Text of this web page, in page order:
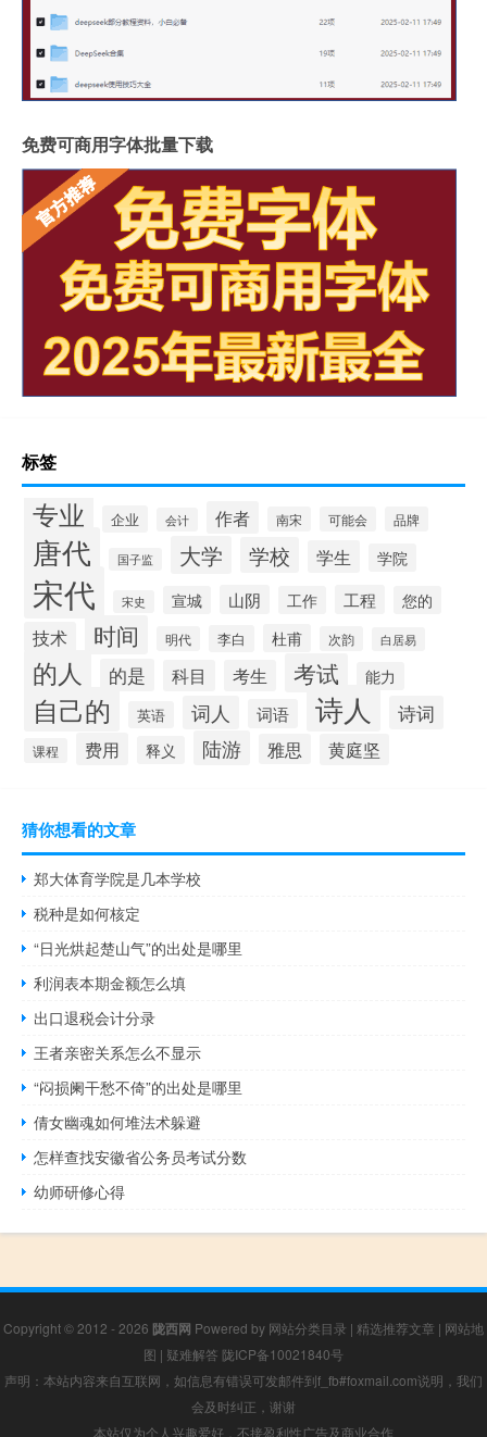
免费可商用字体批量下载
标签
专业 企业 会计 作者 南宋 可能会 品牌
唐代 国子监 大学 学校 学生 学院
宋代 宋史 宣城 山阴 工作 工程 您的
技术 时间 明代 李白 杜甫 次韵 白居易
的人 的是 科目 考生 考试 能力
自己的 英语 词人 词语 诗人 诗词
课程 费用 释义 陆游 雅思 黄庭坚
猜你想看的文章
郑大体育学院是几本学校
税种是如何核定
“日光烘起楚山气”的出处是哪里
利润表本期金额怎么填
出口退税会计分录
王者亲密关系怎么不显示
“闷损阑干愁不倚”的出处是哪里
倩女幽魂如何堆法术躲避
怎样查找安徽省公务员考试分数
幼师研修心得
Copyright © 2012 - 2026 陇西网 Powered by 网站分类目录 | 精选推荐文章 | 网站地
图 | 疑难解答 陇ICP备10021840号
声明：本站内容来自互联网，如信息有错误可发邮件到f_fb#foxmail.com说明，我们
会及时纠正，谢谢
本站仅为个人兴趣爱好，不接盈利性广告及商业合作